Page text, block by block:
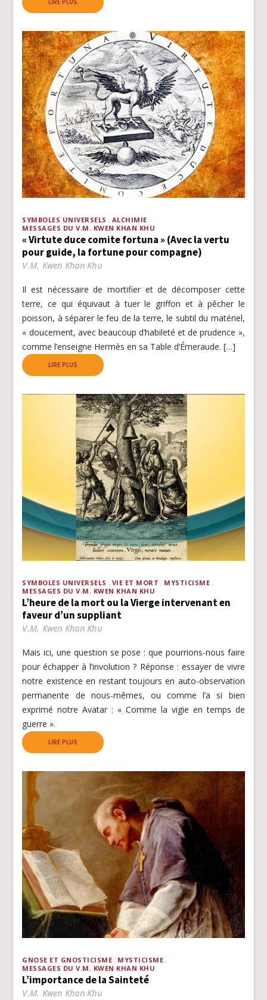
LIRE PLUS
SYMBOLES UNIVERSELS
ALCHIMIE
MESSAGES DU V.M. KWEN KHAN KHU
« Virtute duce comite fortuna » (Avec la vertu
pour guide, la fortune pour compagne)
V.M. Kwen Khan Khu
Il est nécessaire de mortifier et de décomposer cette
terre, ce qui équivaut à tuer le griffon et à pêcher le
poisson, à séparer le feu de la terre, le subtil du matériel,
« doucement, avec beaucoup d’habileté et de prudence »,
comme l’enseigne Hermès en sa Table d’Émeraude. […]
LIRE PLUS
SYMBOLES UNIVERSELS VIE ET MORT
MYSTICISME
MESSAGES DU V.M. KWEN KHAN KHU
L’heure de la mort ou la Vierge intervenant en
faveur d’un suppliant
V.M. Kwen Khan Khu
Mais ici, une question se pose : que pourrions-nous faire
pour échapper à l’involution ? Réponse : essayer de vivre
notre existence en restant toujours en auto-observation
permanente de nous-mêmes, ou comme l’a si bien
exprimé notre Avatar : « Comme la vigie en temps de
guerre ».
LIRE PLUS
GNOSE ET GNOSTICISME
MYSTICISME
MESSAGES DU V.M. KWEN KHAN KHU
L’importance de la Sainteté
V.M. Kwen Khan Khu